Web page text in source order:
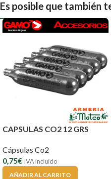
Es posible que también
CAPSULAS CO2 12 GRS
Cápsulas Co2
0,75€ IVA incluido
AÑADIR AL CARRITO